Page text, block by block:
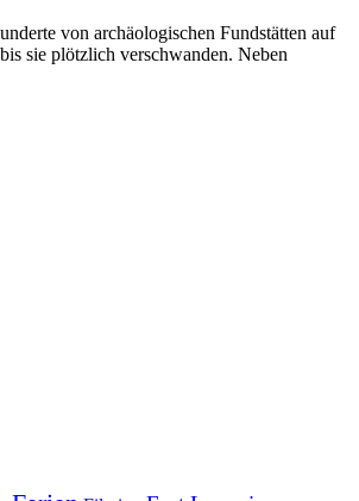
von archäologischen Fundstätten auf
sie plötzlich verschwanden. Neben